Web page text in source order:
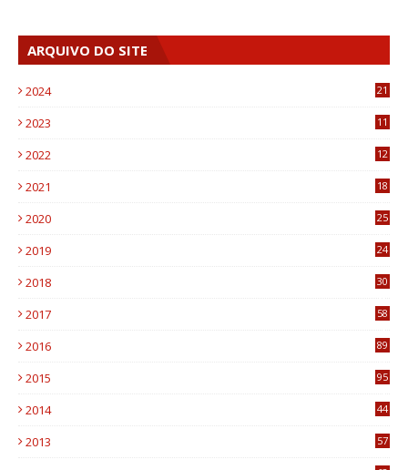
ARQUIVO DO SITE
2024 21
2023
11
2022
12
2021
18
2020
25
2019
24
2018
30
2017
58
2016
89
2015
95
2014
44
2013
57